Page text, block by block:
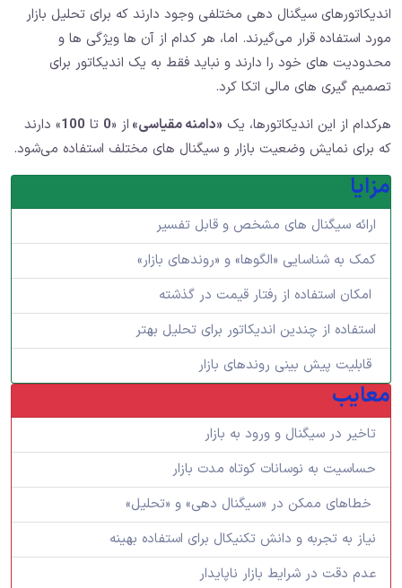
اندیکاتورهای سیگنال دهی مختلفی وجود دارند که برای تحلیل بازار
مورد استفاده قرار می‌گیرند. اما، هر کدام از آن ها ویژگی‌ ها و
محدودیت‌ های خود را دارند و نباید فقط به یک اندیکاتور برای
تصمیم‌ گیری ‌های مالی اتکا کرد.
هرکدام از این اندیکاتورها، یک «دامنه مقیاسی» از «0 تا 100» دارند
که برای نمایش وضعیت بازار و سیگنال‌ های مختلف استفاده می‌شود.
مزایا
ارائه سیگنال های مشخص و قابل تفسیر
کمک به شناسایی «الگوها» و «روندهای بازار»
امکان استفاده از رفتار قیمت در گذشته
استفاده از چندین اندیکاتور برای تحلیل بهتر
قابلیت پیش بینی روندهای بازار
معایب
تاخیر در سیگنال و ورود به بازار
حساسیت به نوسانات کوتاه مدت بازار
خطاهای ممکن در «سیگنال‌ دهی» و «تحلیل»
نیاز به تجربه و دانش تکنیکال برای استفاده بهینه
عدم دقت در شرایط بازار ناپایدار